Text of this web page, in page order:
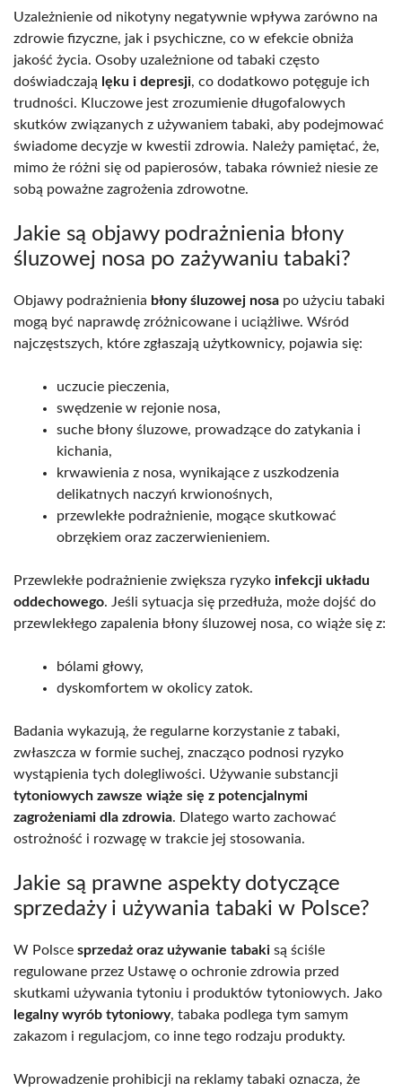
Uzależnienie od nikotyny negatywnie wpływa zarówno na
zdrowie fizyczne, jak i psychiczne, co w efekcie obniża
jakość życia. Osoby uzależnione od tabaki często
doświadczają lęku i depresji, co dodatkowo potęguje ich
trudności. Kluczowe jest zrozumienie długofalowych
skutków związanych z używaniem tabaki, aby podejmować
świadome decyzje w kwestii zdrowia. Należy pamiętać, że,
mimo że różni się od papierosów, tabaka również niesie ze
sobą poważne zagrożenia zdrowotne.
Jakie są objawy podrażnienia błony
śluzowej nosa po zażywaniu tabaki?
Objawy podrażnienia błony śluzowej nosa po użyciu tabaki
mogą być naprawdę zróżnicowane i uciążliwe. Wśród
najczęstszych, które zgłaszają użytkownicy, pojawia się:
uczucie pieczenia,
swędzenie w rejonie nosa,
suche błony śluzowe, prowadzące do zatykania i
kichania,
krwawienia z nosa, wynikające z uszkodzenia
delikatnych naczyń krwionośnych,
przewlekłe podrażnienie, mogące skutkować
obrzękiem oraz zaczerwienieniem.
Przewlekłe podrażnienie zwiększa ryzyko infekcji układu
oddechowego. Jeśli sytuacja się przedłuża, może dojść do
przewlekłego zapalenia błony śluzowej nosa, co wiąże się z:
bólami głowy,
dyskomfortem w okolicy zatok.
Badania wykazują, że regularne korzystanie z tabaki,
zwłaszcza w formie suchej, znacząco podnosi ryzyko
wystąpienia tych dolegliwości. Używanie substancji
tytoniowych zawsze wiąże się z potencjalnymi
zagrożeniami dla zdrowia. Dlatego warto zachować
ostrożność i rozwagę w trakcie jej stosowania.
Jakie są prawne aspekty dotyczące
sprzedaży i używania tabaki w Polsce?
W Polsce sprzedaż oraz używanie tabaki są ściśle
regulowane przez Ustawę o ochronie zdrowia przed
skutkami używania tytoniu i produktów tytoniowych. Jako
legalny wyrób tytoniowy, tabaka podlega tym samym
zakazom i regulacjom, co inne tego rodzaju produkty.
Wprowadzenie prohibicji na reklamy tabaki oznacza, że